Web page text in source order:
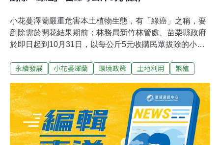
小花蔓澤蘭嚴重危害本土植物生態，有「綠癌」之稱，要
剷除需於開花結果期前；林務局新竹林管處、苗栗縣政府
於即日起到10月31日，以每公斤5元收購民眾拔除的小花
為生態盡心力。縣府農業處指出，小花蔓澤蘭，擁有驚人
繁殖的方式只要是一片葉子或蔓莖接觸土壤的每個節都可
再長成一株植株。有性繁殖更是厲害，每年10月至翌年2
月的開花結果期，每平方公尺可有17萬個種子，一到結果
期小花蔓澤蘭的種子如雪片般的陣陣飄來。縣府農業處表
示，因此小花蔓澤蘭最佳剷除時期為開花結果前，林務局
永續發展 小花蔓澤蘭 環境政策 土地利用 繁殖